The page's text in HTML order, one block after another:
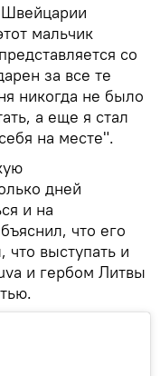
мальчик
со
за все те
никогда не было
а еще я стал
на месте".
дней
и на
что его
что выступать и
и гербом Литвы